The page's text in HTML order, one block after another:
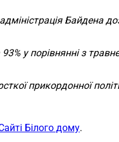
Байдена
у порівнянні з
прикордонної
Білого дому.